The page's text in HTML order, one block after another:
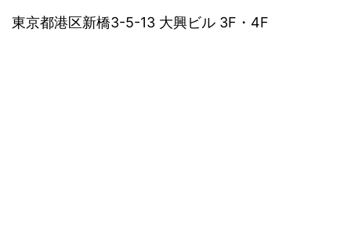
東京都港区新橋3-5-13 大興ビル 3F・4F